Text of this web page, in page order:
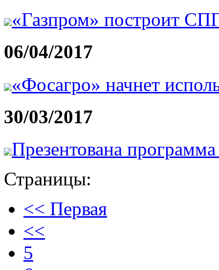
«Газпром» построит
06/04/2017
«Фосагро» начнет
30/03/2017
Презентована
Страницы:
<< Первая
<<
5